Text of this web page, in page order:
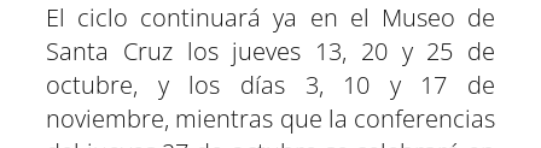
El ciclo continuará ya en el Museo de
Santa Cruz los jueves 13, 20 y 25 de
octubre, y los días 3, 10 y 17 de
noviembre, mientras que la conferencias